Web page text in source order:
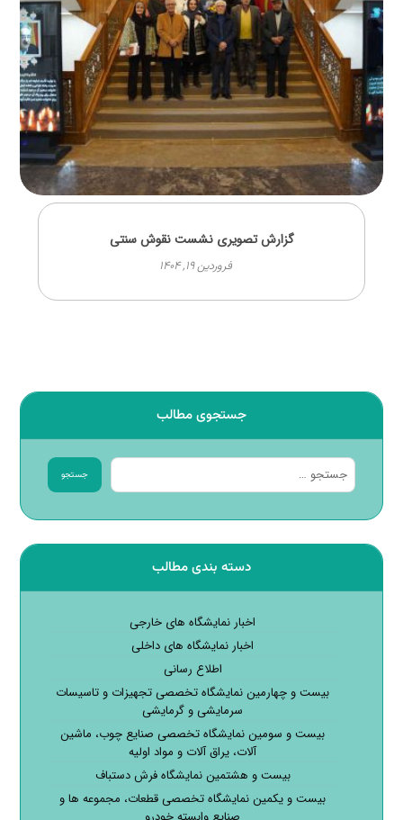
گزارش تصویری نشست نقوش سنتی
فروردین ۱۹, ۱۴۰۴
جستجوی مطالب
جستجو
دسته بندی مطالب
اخبار نمایشگاه های خارجی
اخبار نمایشگاه های داخلی
اطلاع رسانی
بیست و چهارمین نمایشگاه تخصصی تجهیزات و تاسیسات
سرمایشی و گرمایشی
بیست و سومین نمایشگاه تخصصی صنایع چوب، ماشین
آلات، یراق آلات و مواد اولیه
بیست و هشتمین نمایشگاه فرش دستباف
بیست و یکمین نمایشگاه تخصصی قطعات، مجموعه ها و